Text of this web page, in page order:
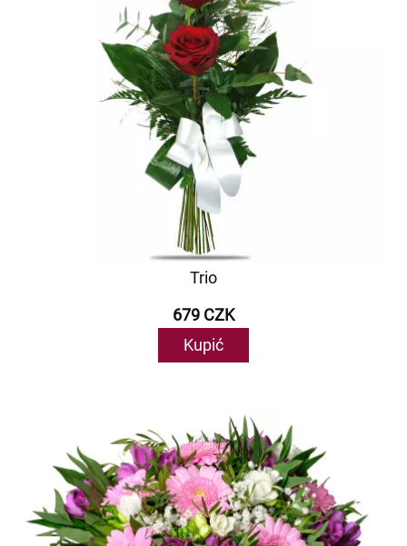
Trio
679 CZK
Kupić